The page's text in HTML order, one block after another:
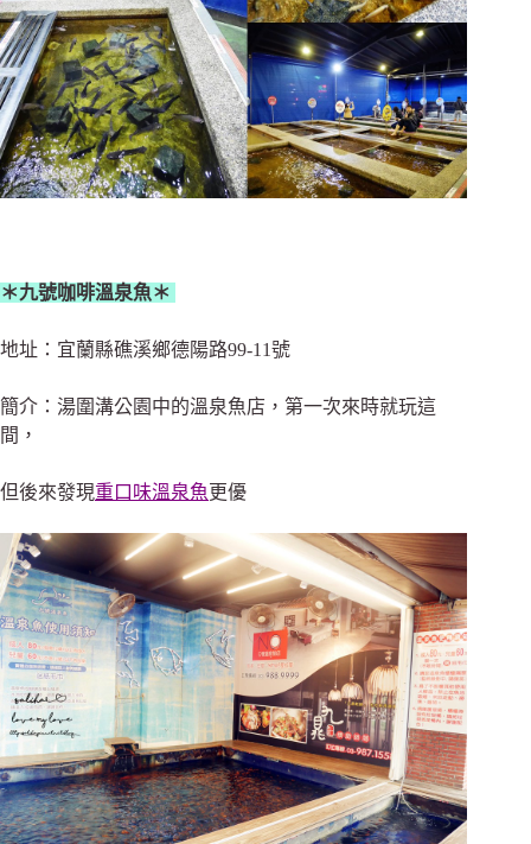
＊九號咖啡溫泉魚＊
地址：宜蘭縣礁溪鄉德陽路99-11號
簡介：湯圍溝公園中的溫泉魚店，第一次來時就玩這
間，
但後來發現重口味溫泉魚 更優